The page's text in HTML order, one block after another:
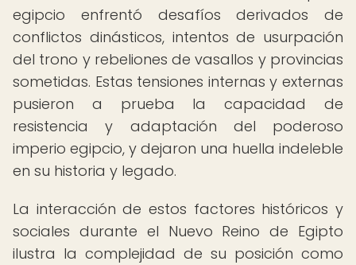
egipcio enfrentó desafíos derivados de
conflictos dinásticos, intentos de usurpación
del trono y rebeliones de vasallos y provincias
sometidas. Estas tensiones internas y externas
pusieron a prueba la capacidad de
resistencia y adaptación del poderoso
imperio egipcio, y dejaron una huella indeleble
en su historia y legado.
La interacción de estos factores históricos y
sociales durante el Nuevo Reino de Egipto
ilustra la complejidad de su posición como